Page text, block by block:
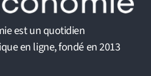
est un quotidien
en ligne, fondé en 2013